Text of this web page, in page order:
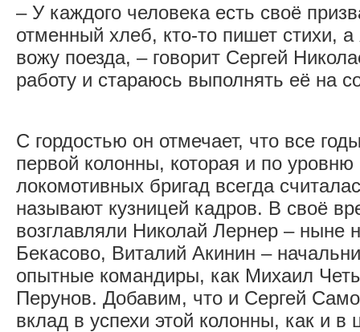
– У каждого человека есть своё
отменный хлеб, кто-то пишет стихи,
вожу поезда, – говорит Сергей
работу и стараюсь выполнять её на
С гордостью он отмечает, что все
первой колонны, которая и по
локомотивных бригад всегда
называют кузницей кадров. В своё
возглавляли Николай Лернер – ныне
Бекасово, Виталий Акинин –
опытные командиры, как Михаил
Перунов. Добавим, что и Сергей
вклад в успехи этой колонны, как и в